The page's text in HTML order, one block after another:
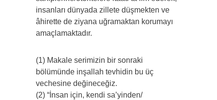
insanları dünyada zillete düşmekten ve
âhirette de ziyana uğramaktan korumayı
amaçlamaktadır.
(1) Makale serimizin bir sonraki
bölümünde inşallah tevhidin bu üç
vechesine değineceğiz.
(2) “İnsan için, kendi sa’yinden/